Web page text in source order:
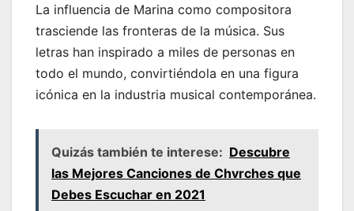
La influencia de Marina como compositora
trasciende las fronteras de la música. Sus
letras han inspirado a miles de personas en
todo el mundo, convirtiéndola en una figura
icónica en la industria musical contemporánea.
Quizás también te interese: Descubre
las Mejores Canciones de Chvrches que
Debes Escuchar en 2021